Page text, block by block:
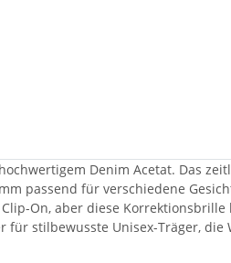
Denim Acetat. Das
passend für verschiedene
On, aber diese
stilbewusste Unisex-Träger, die